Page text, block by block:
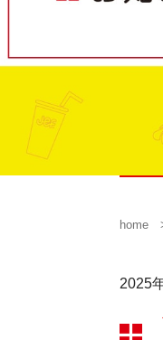
home
2025